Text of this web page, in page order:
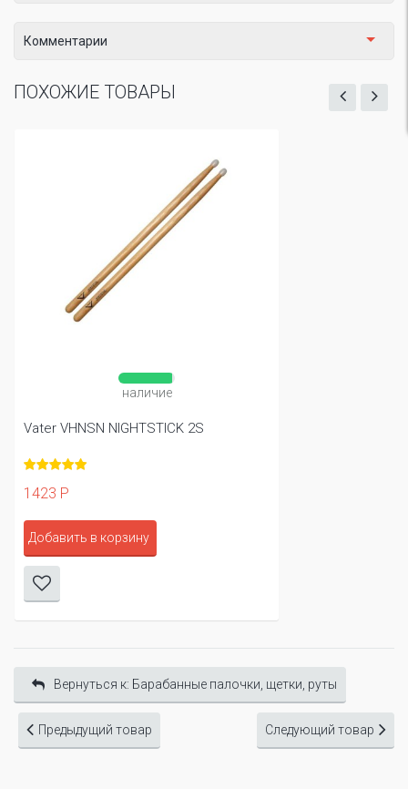
Комментарии
ПОХОЖИЕ ТОВАРЫ
наличие
Vater VHNSN NIGHTSTICK 2S
1423 Р
Добавить в корзину
Вернуться к: Барабанные палочки, щетки, руты
Предыдущий товар Следующий товар